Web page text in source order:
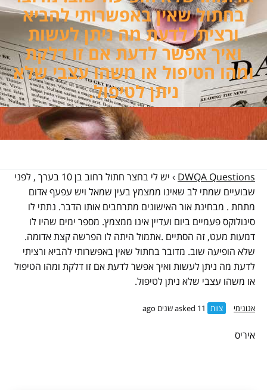
בחתול שאין באפשרותי להביא
ורציתי לדעת מה ניתן לעשות
ואיך אפשר לדעת אם זו דלקת
ומהו הטיפול או משהו עצבי שלא
ניתן לטיפול.
DWQA Questions
›
יש לי בחצר חתול רחוב בן 10 בערך , לפני
שבועיים שמתי לב שאינו ממצמץ בעין שמאל ויש עפעף אדום
מתחת . מבחינת אור האישונים מתרחבים אותו הדבר. נתתי לו
סינולוקס פעמיים ביום ועדיין אינו ממצמץ. מספר ימים שהיו לו
דמעות מעט, זה הסתיים .אתמול היתה לו הפרשה קצת אדומה.
שלא הופיעה שוב. מדובר בחתול שאין באפשרותי להביא ורציתי
לדעת מה ניתן לעשות ואיך אפשר לדעת אם זו דלקת ומהו הטיפול
או משהו עצבי שלא ניתן לטיפול.
אנונימי צוות
איריס